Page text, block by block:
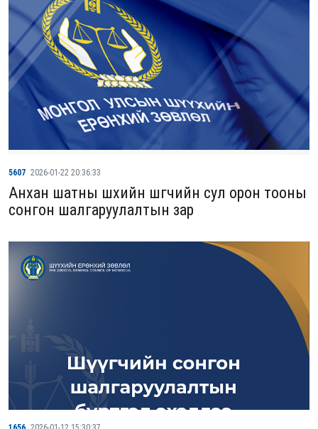
5607 2026-01-22 20:36:33
Анхан шатны шүүхийн шүүгчийн сул орон тооны
сонгон шалгаруулалтын зар